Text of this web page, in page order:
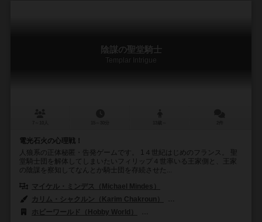
陰謀の聖堂騎士
Templar Intrigue
電光石火の心理戦！
人狼系の正体秘匿・告発ゲームです。 1４世紀はじめのフランス。 聖
堂騎士団を解体してしまいたいフィリップ４世率いる王家側と、王家
の陰謀を察知してなんとか騎士団を存続させた...
マイケル・ミンデス（Michael Mindes）
カリム・シャクルン（Karim Chakroun）
ホビーワールド（Hobby World）